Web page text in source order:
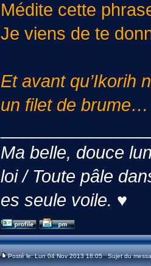
Médite cette
Je viens de te
Et avant qu’Ikorih
un filet de brume…
Ma belle, douce
loi / Toute pâle
es seule voile. ♥
Posté le: Lun 04 Nov 2013 18:05 Sujet du